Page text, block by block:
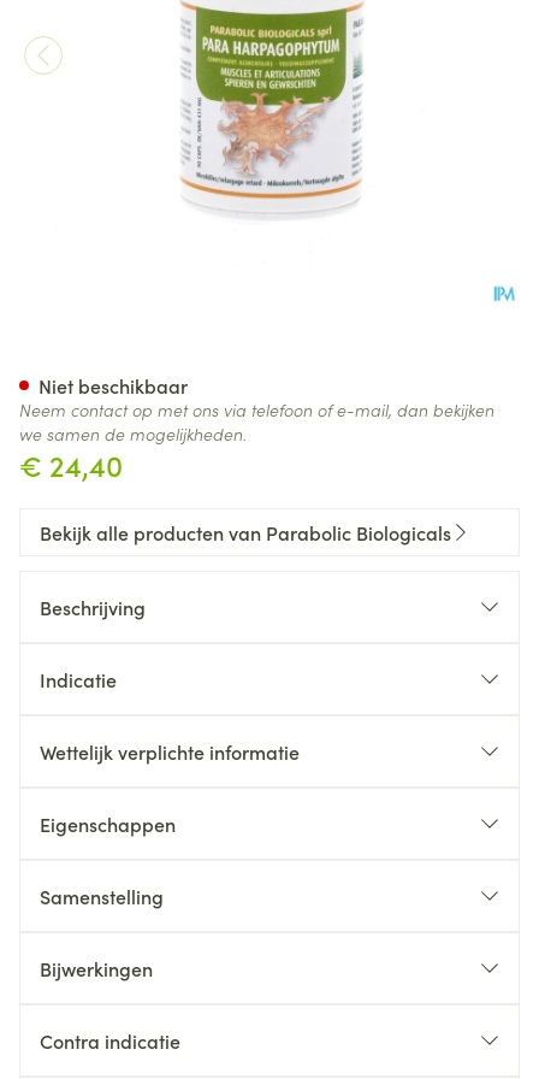
€ 24,40
Niet beschikbaar
Neem contact op met ons via telefoon of e-mail, dan bekijken
we samen de mogelijkheden.
Bekijk alle producten van Parabolic Biologicals
Beschrijving
Indicatie
Wettelijk verplichte informatie
Eigenschappen
Samenstelling
Bijwerkingen
Contra indicatie